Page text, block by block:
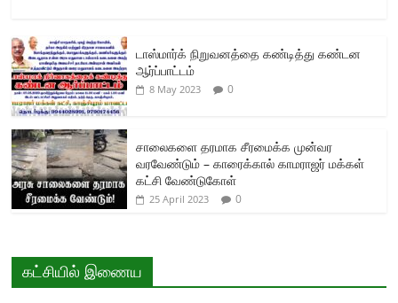
டாஸ்மார்க் நிறுவனத்தை கண்டித்து கண்டன
ஆர்ப்பாட்டம்
8 May 2023 0
சாலைகளை தரமாக சீரமைக்க முன்வர
வரவேண்டும் – காரைக்கால் காமராஜர் மக்கள்
கட்சி வேண்டுகோள்
25 April 2023 0
கட்சியில் இணைய